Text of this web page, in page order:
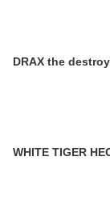
DRAX the
WHITE TIGER